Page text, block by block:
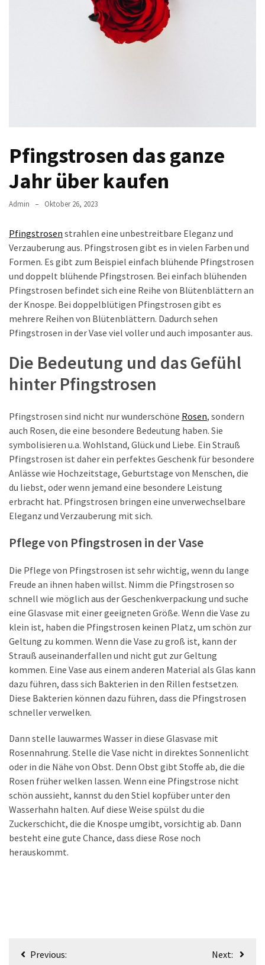
Ontgrendel
succes
met
het
OGSM
model:
Een
complete
Entdecke
die
des
Anti
Schweiß
Shirt
für
jeden
Tag
MOST
CATEGORIES
Tips
(6)
Finanzielles
(5)
Garten
(3)
(2)
Sport
(2)
Gesundheit
(2)
Pfingstrosen das ganze
Jahr über kaufen
Admin Oktober 26, 2023
Pfingstrosen strahlen eine unbestreitbare Eleganz und
Verzauberung aus. Pfingstrosen gibt es in vielen Farben und
Formen. Es gibt zum Beispiel einfach blühende Pfingstrosen
und doppelt blühende Pfingstrosen. Bei einfach blühenden
Pfingstrosen befindet sich eine Reihe von Blütenblättern an
der Knospe. Bei doppelblütigen Pfingstrosen gibt es
mehrere Reihen von Blütenblättern. Dadurch sehen
Pfingstrosen in der Vase viel voller und auch imposanter aus.
Die Bedeutung und das Gefühl
hinter Pfingstrosen
Pfingstrosen sind nicht nur wunderschöne Rosen, sondern
auch Rosen, die eine besondere Bedeutung haben. Sie
symbolisieren u.a. Wohlstand, Glück und Liebe. Ein Strauß
Pfingstrosen ist daher ein perfektes Geschenk für besondere
Anlässe wie Hochzeitstage, Geburtstage von Menschen, die
du liebst, oder wenn jemand eine besondere Leistung
erbracht hat. Pfingstrosen bringen eine unverwechselbare
Eleganz und Verzauberung mit sich.
Pflege von Pfingstrosen in der Vase
Die Pflege von Pfingstrosen ist sehr wichtig, wenn du lange
Freude an ihnen haben willst. Nimm die Pfingstrosen so
schnell wie möglich aus der Geschenkverpackung und suche
eine Glasvase mit einer geeigneten Größe. Wenn die Vase zu
klein ist, haben die Pfingstrosen keinen Platz, um schön zur
Geltung zu kommen. Wenn die Vase zu groß ist, kann der
Strauß auseinanderfallen und nicht gut zur Geltung
kommen. Eine Vase aus einem anderen Material als Glas kann
dazu führen, dass sich Bakterien in den Rillen festsetzen.
Diese Bakterien können dazu führen, dass die Pfingstrosen
schneller verwelken.
Dann stelle lauwarmes Wasser in diese Glasvase mit
Rosennahrung. Stelle die Vase nicht in direktes Sonnenlicht
oder in die Nähe von Obst. Denn Obst gibt Stoffe ab, die die
Rosen früher welken lassen. Wenn eine Pfingstrose nicht
schön aussieht, kannst du den Stiel kopfüber unter den
Wasserhahn halten. Auf diese Weise spülst du die
Zuckerschicht, die die Knospe umgibt, vorsichtig ab. Dann
besteht eine gute Chance, dass diese Rose noch
herauskommt.
Beitragsnavigation
Previous: Next: